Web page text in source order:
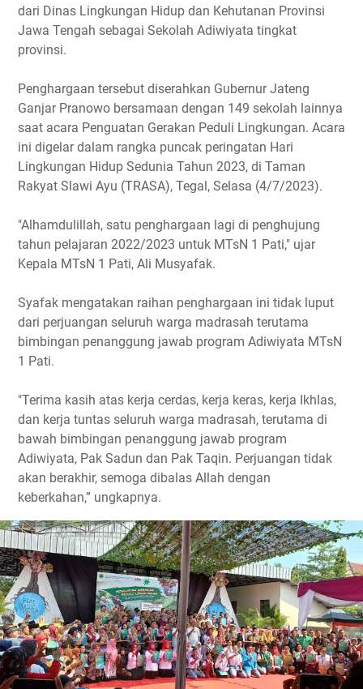
dari Dinas Lingkungan Hidup dan Kehutanan Provinsi
Jawa Tengah sebagai Sekolah Adiwiyata tingkat
provinsi.
Penghargaan tersebut diserahkan Gubernur Jateng
Ganjar Pranowo bersamaan dengan 149 sekolah lainnya
saat acara Penguatan Gerakan Peduli Lingkungan. Acara
ini digelar dalam rangka puncak peringatan Hari
Lingkungan Hidup Sedunia Tahun 2023, di Taman
Rakyat Slawi Ayu (TRASA), Tegal, Selasa (4/7/2023).
"Alhamdulillah, satu penghargaan lagi di penghujung
tahun pelajaran 2022/2023 untuk MTsN 1 Pati," ujar
Kepala MTsN 1 Pati, Ali Musyafak.
Syafak mengatakan raihan penghargaan ini tidak luput
dari perjuangan seluruh warga madrasah terutama
bimbingan penanggung jawab program Adiwiyata MTsN
1 Pati.
"Terima kasih atas kerja cerdas, kerja keras, kerja Ikhlas,
dan kerja tuntas seluruh warga madrasah, terutama di
bawah bimbingan penanggung jawab program
Adiwiyata, Pak Sadun dan Pak Taqin. Perjuangan tidak
akan berakhir, semoga dibalas Allah dengan
keberkahan,” ungkapnya.